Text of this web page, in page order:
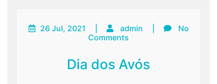
26 Jul, 2021 admin
No
Comments
Dia dos Avós